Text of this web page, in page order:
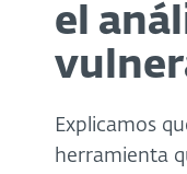
el
Explicamos
herramienta